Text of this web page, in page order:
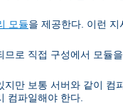
모듈을 제공한다. 이런 지
로 직접 구성에서 모듈
지만 보통 서버와 같이
컴파일해야 한다.